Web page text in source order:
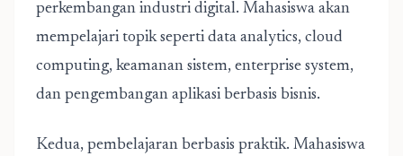
perkembangan industri digital. Mahasiswa akan
mempelajari topik seperti data analytics, cloud
computing, keamanan sistem, enterprise system,
dan pengembangan aplikasi berbasis bisnis.
Kedua, pembelajaran berbasis praktik. Mahasiswa